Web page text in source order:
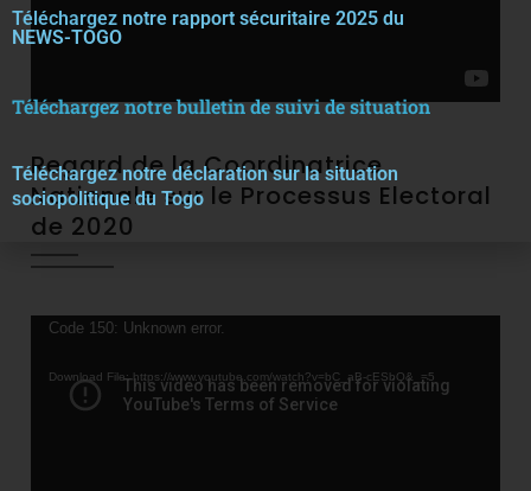
Regard de la Coordinatrice
Nationale sur le Processus Electoral
de 2020
Video
Code 150: Unknown error.
Download File: https://www.youtube.com/watch?v=bC_aB-cESbQ&_=5
Téléchargez notre rapport sécuritaire 2025 du
NEWS-TOGO
Téléchargez notre bulletin de suivi de situation
Téléchargez notre déclaration sur la situation
sociopolitique du Togo